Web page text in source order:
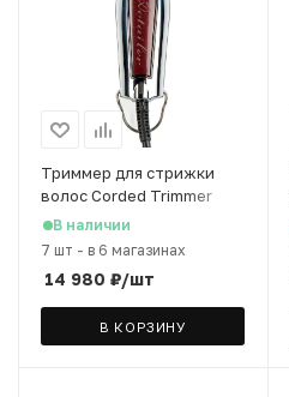
Триммер для стрижки
волос Corded Trimmer
Wide Detailer
В наличии
7 шт - в 6 магазинах
14 980 ₽/шт
В КОРЗИНУ